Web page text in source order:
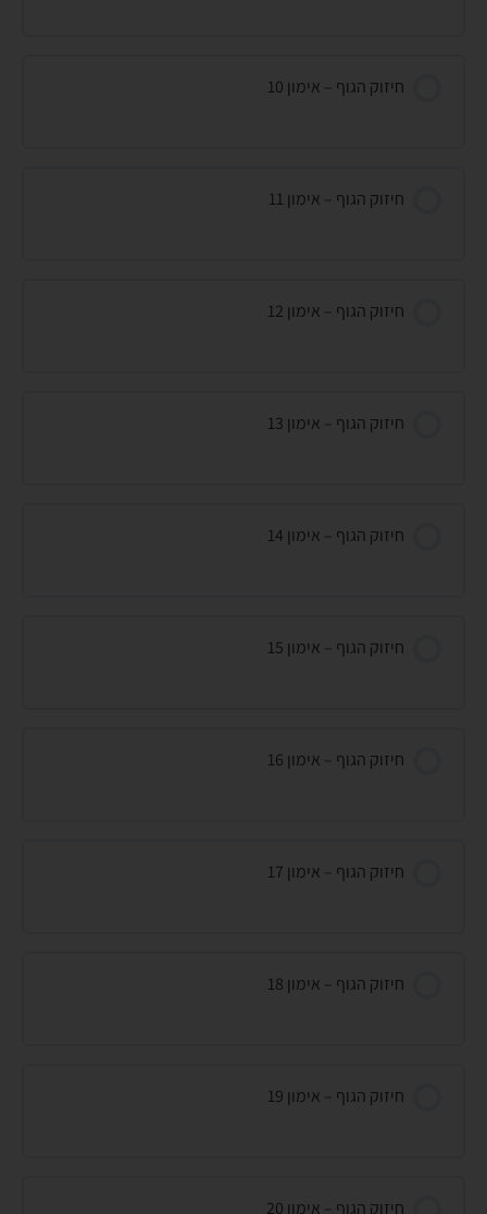
חיזוק הגוף – אימון 10
חיזוק הגוף – אימון 11
חיזוק הגוף – אימון 12
חיזוק הגוף – אימון 13
חיזוק הגוף – אימון 14
חיזוק הגוף – אימון 15
חיזוק הגוף – אימון 16
חיזוק הגוף – אימון 17
חיזוק הגוף – אימון 18
חיזוק הגוף – אימון 19
חיזוק הגוף – אימון 20